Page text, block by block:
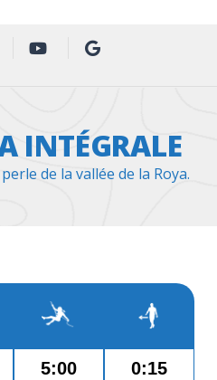
INTÉGRALE
de la vallée de la Roya.
5:00 0:15